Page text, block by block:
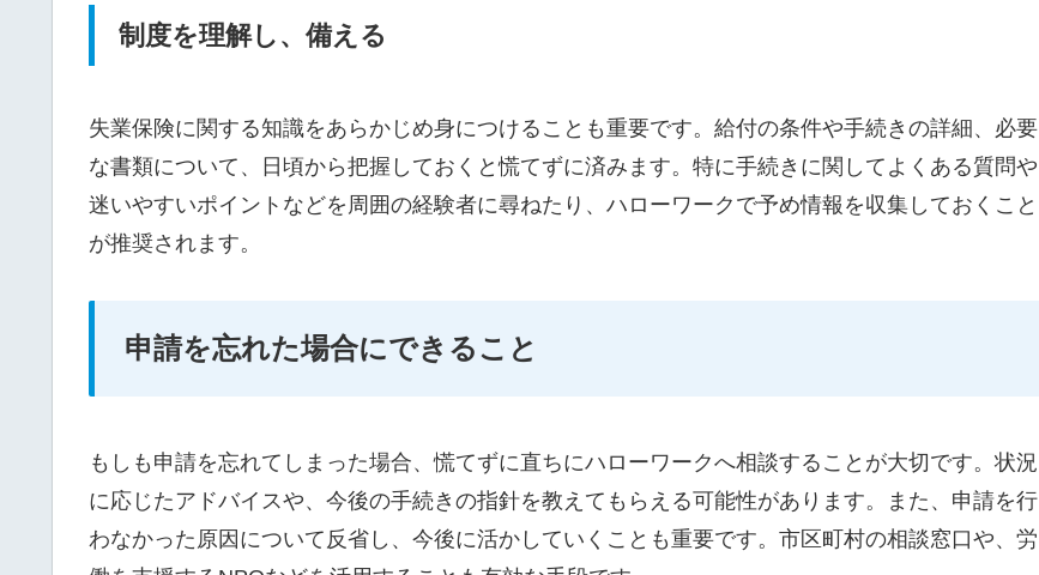
制度を理解し、備える
失業保険に関する知識をあらかじめ身につけることも重要です。給付の条件や手続きの詳細、必要
な書類について、日頃から把握しておくと慌てずに済みます。特に手続きに関してよくある質問や
迷いやすいポイントなどを周囲の経験者に尋ねたり、ハローワークで予め情報を収集しておくこと
が推奨されます。
申請を忘れた場合にできること
もしも申請を忘れてしまった場合、慌てずに直ちにハローワークへ相談することが大切です。状況
に応じたアドバイスや、今後の手続きの指針を教えてもらえる可能性があります。また、申請を行
わなかった原因について反省し、今後に活かしていくことも重要です。市区町村の相談窓口や、労